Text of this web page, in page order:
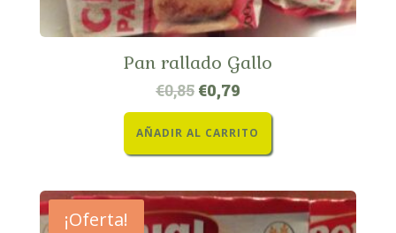
Pan rallado Gallo
€0,85 €0,79
AÑADIR AL CARRITO
¡Oferta!